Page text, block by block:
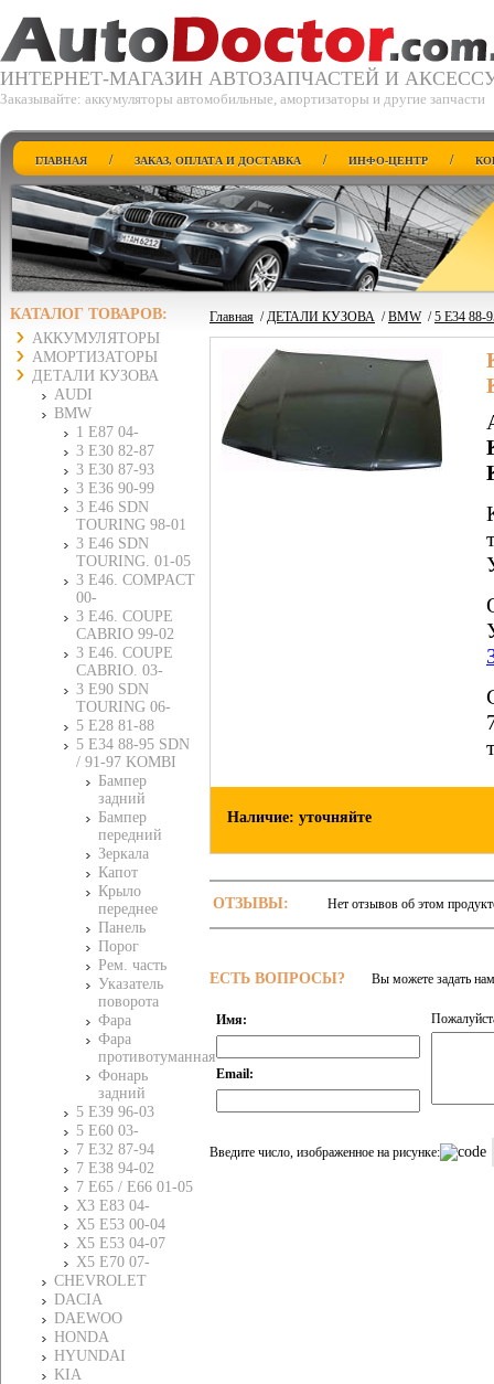
ИНТЕРНЕТ-МАГАЗИН АВТОЗАПЧАСТЕЙ И
Заказывайте: аккумуляторы автомобильные, амортизаторы и другие запчасти
ГЛАВНАЯ / ЗАКАЗ, ОПЛАТА И ДОСТАВКА / ИНФО-ЦЕНТР /
КАТАЛОГ ТОВАРОВ:
АККУМУЛЯТОРЫ
АМОРТИЗАТОРЫ
ДЕТАЛИ КУЗОВА
AUDI
BMW
1 E87 04-
3 E30 82-87
3 E30 87-93
3 E36 90-99
3 E46 SDN
TOURING 98-01
3 E46 SDN
TOURING. 01-05
3 E46. COMPACT
00-
3 E46. COUPE
CABRIO 99-02
3 E46. COUPE
CABRIO. 03-
3 E90 SDN
TOURING 06-
5 E28 81-88
5 E34 88-95 SDN
/ 91-97 KOMBI
Бампер
задний
Бампер
передний
Зеркала
Капот
Крыло
переднее
Панель
Порог
Рем. часть
Указатель
поворота
Фара
Фара
противотуманная
Фонарь
задний
5 E39 96-03
5 E60 03-
7 E32 87-94
7 E38 94-02
7 E65 / E66 01-05
X3 E83 04-
X5 E53 00-04
X5 E53 04-07
X5 E70 07-
CHEVROLET
DACIA
DAEWOO
HONDA
HYUNDAI
KIA
Главная /ДЕТАЛИ КУЗОВА /BMW/5 E34 88-
Наличие: уточняйте
ОТЗЫВЫ: Нет отзывов об этом
ЕСТЬ ВОПРОСЫ? Вы можете задать
Имя:
Email:
Введите число, изображенное на рисунке: